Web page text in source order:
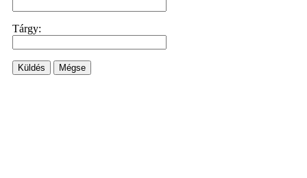
Tárgy:
Küldés Mégse